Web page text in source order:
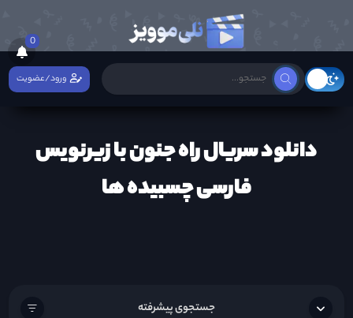
0
ورود/عضویت
دانلود سریال راه جنون با زیرنویس
فارسی چسبیده ها
جستجوی پیشرفته